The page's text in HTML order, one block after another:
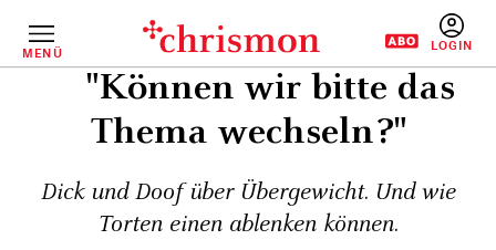
InhaltMENÜ
"Können wir bitte das
Thema wechseln?"
Dick und Doof über Übergewicht. Und wie
Torten einen ablenken können.